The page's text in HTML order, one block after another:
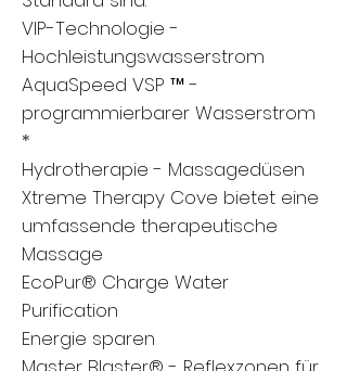
VIP-Technologie -
Hochleistungswasserstrom
AquaSpeed ​​VSP ™ -
programmierbarer Wasserstrom
*
Hydrotherapie - Massagedüsen
Xtreme Therapy Cove bietet eine
umfassende therapeutische
Massage
EcoPur® Charge Water
Purification
Energie sparen